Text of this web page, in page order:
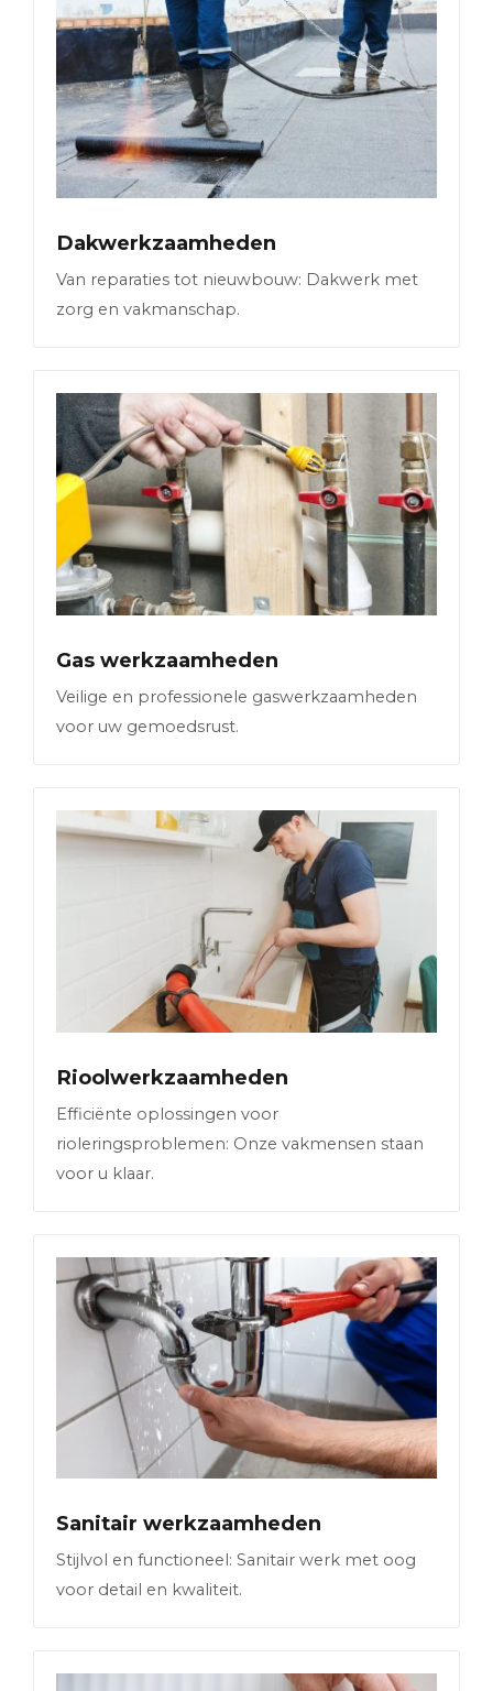
Dakwerkzaamheden
Van reparaties tot nieuwbouw: Dakwerk met
zorg en vakmanschap.
Gas werkzaamheden
Veilige en professionele gaswerkzaamheden
voor uw gemoedsrust.
Rioolwerkzaamheden
Efficiënte oplossingen voor
rioleringsproblemen: Onze vakmensen staan
voor u klaar.
Sanitair werkzaamheden
Stijlvol en functioneel: Sanitair werk met oog
voor detail en kwaliteit.